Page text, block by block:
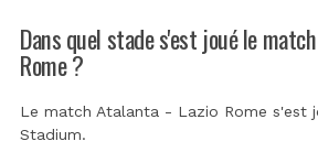
Dans quel stade s'est joué le
Rome ?
Le match Atalanta - Lazio Rome s'est
Stadium.